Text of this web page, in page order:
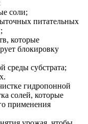
соли;
питательных
которые
блокировку
среды субстрата;
гидропонной
солей, которые
применения